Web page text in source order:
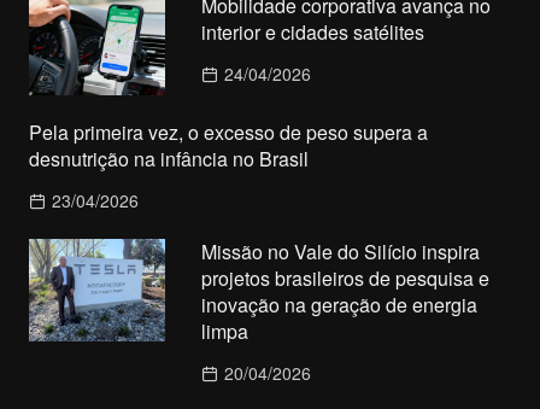
Mobilidade corporativa avança no
interior e cidades satélites
24/04/2026
Pela primeira vez, o excesso de peso supera a
desnutrição na infância no Brasil
23/04/2026
Missão no Vale do Silício inspira
projetos brasileiros de pesquisa e
inovação na geração de energia
limpa
20/04/2026